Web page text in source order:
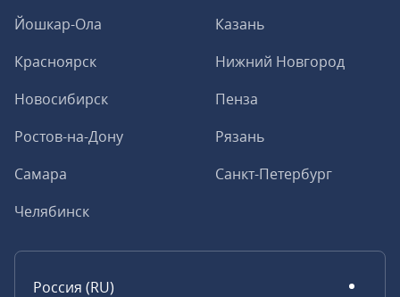
Йошкар-Ола
Казань
Красноярск
Нижний Новгород
Новосибирск
Пенза
Ростов-на-Дону
Рязань
Самара
Санкт-Петербург
Челябинск
Россия (RU)